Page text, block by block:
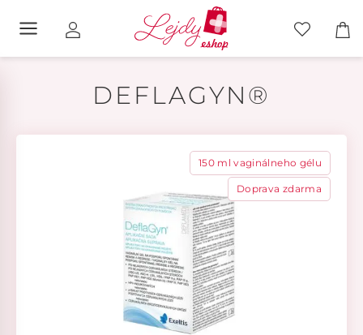
DEFLAGYN®
150 ml vaginálneho gélu
Doprava zdarma